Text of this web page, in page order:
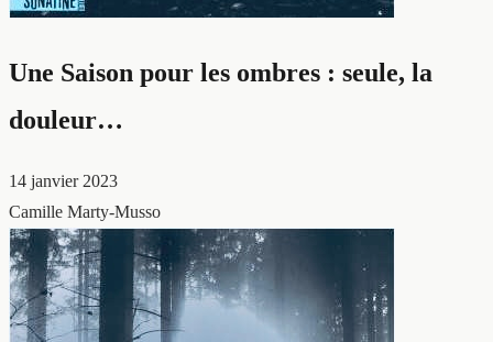
Une Saison pour les ombres : seule, la
douleur…
14 janvier 2023
Camille Marty-Musso